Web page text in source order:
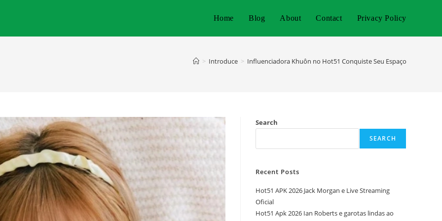
Home Blog About Contact Privacy Policy
> Introduce > Influenciadora Khuôn no Hot51 Conquiste Seu Espaço
Search
SEARCH
Recent Posts
Hot51 APK 2026 Jack Morgan e Live Streaming
Oficial
Hot51 Apk 2026 Ian Roberts e garotas lindas ao